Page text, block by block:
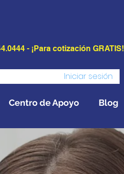
- ¡Para cotización GRATIS!
Iniciar sesión
Centro de Apoyo Blog